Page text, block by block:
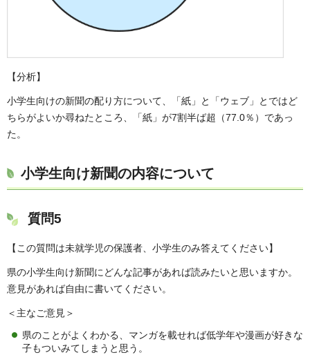
【分析】
小学生向けの新聞の配り方について、「紙」と「ウェブ」とではど
ちらがよいか尋ねたところ、「紙」が7割半ば超（77.0％）であっ
た。
小学生向け新聞の内容について
質問5
【この質問は未就学児の保護者、小学生のみ答えてください】
県の小学生向け新聞にどんな記事があれば読みたいと思いますか。
意見があれば自由に書いてください。
＜主なご意見＞
県のことがよくわかる、マンガを載せれば低学年や漫画が好きな
子もついみてしまうと思う。